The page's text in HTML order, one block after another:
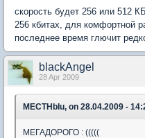
скорость будет 256 или 512
256 кбитах, для комфортной
последнее время глючит
blackAngel
28 Apr 2009
MECTHbIu, on 28.04.2009 -
МЕГАДОРОГО : (((((